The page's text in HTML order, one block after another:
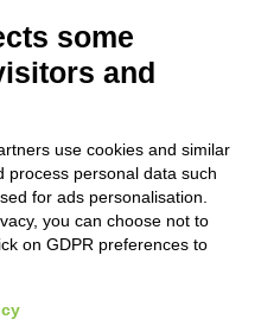
some
and
use cookies and similar
process personal data such
for ads personalisation.
you can choose not to
on GDPR preferences to